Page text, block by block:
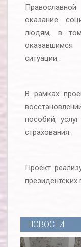
оказание
людям, в том
ситуации.
В рамках
пособий,
страхования.
Проект
президентских
НОВОСТИ